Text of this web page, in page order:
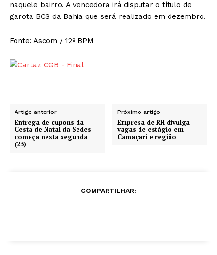
naquele bairro. A vencedora irá disputar o título de
garota BCS da Bahia que será realizado em dezembro.
Fonte: Ascom / 12º BPM
Artigo anterior
Entrega de cupons da
Cesta de Natal da Sedes
começa nesta segunda
(23)
Próximo artigo
Empresa de RH divulga
vagas de estágio em
Camaçari e região
COMPARTILHAR: